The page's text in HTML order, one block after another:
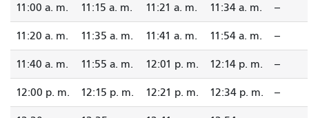
11:00 a. m. 11:15 a. m. 11:21 a. m. 11:34 a. m. --
11:20 a. m. 11:35 a. m. 11:41 a. m. 11:54 a. m. --
11:40 a. m. 11:55 a. m. 12:01 p. m. 12:14 p. m. --
12:00 p. m. 12:15 p. m. 12:21 p. m. 12:34 p. m. --